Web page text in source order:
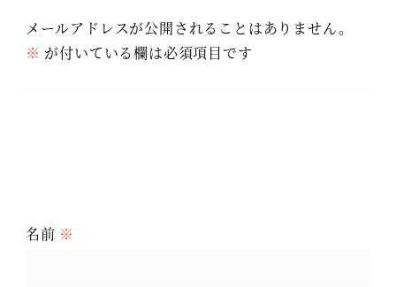
メールアドレスが公開されることはありません。
※ が付いている欄は必須項目です
名前 ※